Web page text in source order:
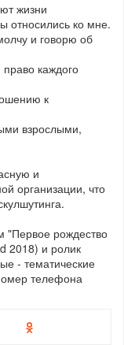
жизни
относились ко мне.
и говорю об
каждого
к
взрослыми,
и
организации, что
рождество
2018) и ролик
- тематические
телефона